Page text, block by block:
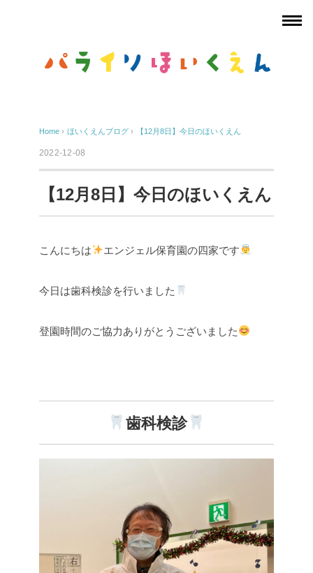
Home › ほいくえんブログ › 【12月8日】今日のほいくえん
2022-12-08
【12月8日】今日のほいくえん
こんにちは エンジェル保育園の四家です
今日は歯科検診を行いました
登園時間のご協力ありがとうございました
歯科検診